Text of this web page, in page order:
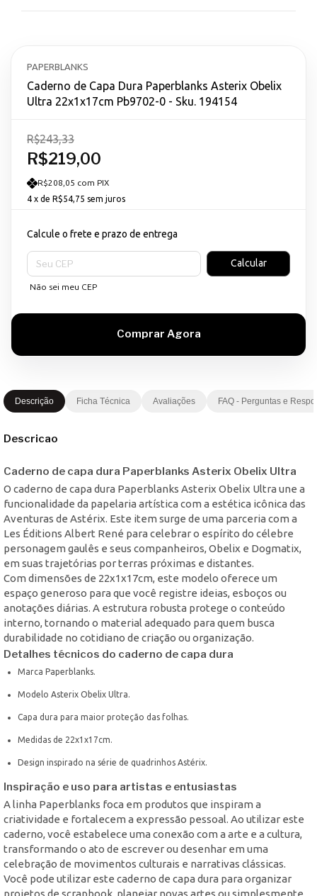
PAPERBLANKS
Caderno de Capa Dura Paperblanks Asterix Obelix
Ultra 22x1x17cm Pb9702-0 - Sku. 194154
R$219,00
R$243,33
R$208,05 com PIX
4 x de R$54,75 sem juros
Calcule o frete e prazo de entrega
Entregas para o CEP:
Calcular
Não sei meu CEP
Descrição Ficha Técnica Avaliações FAQ - Perguntas e
Descricao
Caderno de capa dura Paperblanks Asterix Obelix Ultra
O caderno de capa dura Paperblanks Asterix Obelix Ultra une a
funcionalidade da papelaria artística com a estética icônica das
Aventuras de Astérix. Este item surge de uma parceria com a
Les Éditions Albert René para celebrar o espírito do célebre
personagem gaulês e seus companheiros, Obelix e Dogmatix,
em suas trajetórias por terras próximas e distantes.
Com dimensões de 22x1x17cm, este modelo oferece um
espaço generoso para que você registre ideias, esboços ou
anotações diárias. A estrutura robusta protege o conteúdo
interno, tornando o material adequado para quem busca
durabilidade no cotidiano de criação ou organização.
Detalhes técnicos do caderno de capa dura
Marca Paperblanks.
Modelo Asterix Obelix Ultra.
Capa dura para maior proteção das folhas.
Medidas de 22x1x17cm.
Design inspirado na série de quadrinhos Astérix.
Inspiração e uso para artistas e entusiastas
A linha Paperblanks foca em produtos que inspiram a
criatividade e fortalecem a expressão pessoal. Ao utilizar este
caderno, você estabelece uma conexão com a arte e a cultura,
transformando o ato de escrever ou desenhar em uma
celebração de movimentos culturais e narrativas clássicas.
Você pode utilizar este caderno de capa dura para organizar
projetos de scrapbook, planejar novas artes ou simplesmente